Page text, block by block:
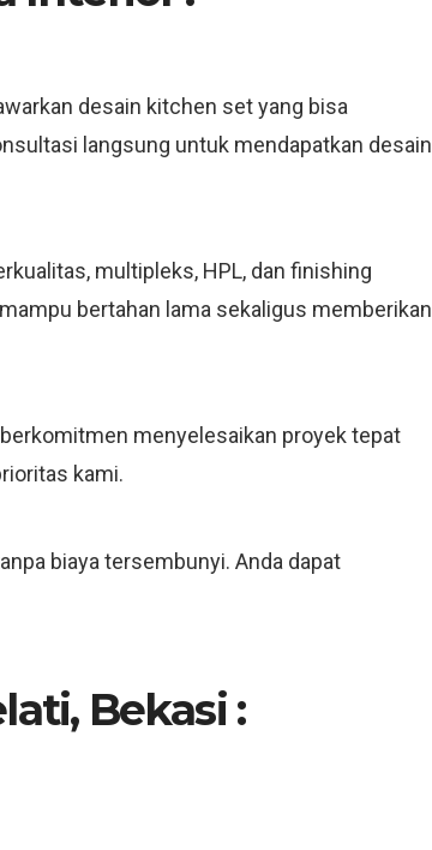
desain kitchen set yang bisa
langsung untuk mendapatkan desain
multipleks, HPL, dan finishing
bertahan lama sekaligus memberikan
menyelesaikan proyek tepat
kami.
biaya tersembunyi. Anda dapat
Bekasi :